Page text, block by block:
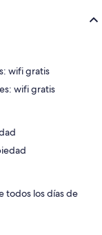
wifi gratis
wifi gratis
todos los días de